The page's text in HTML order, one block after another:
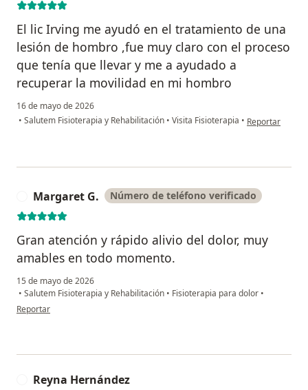
El lic Irving me ayudó en el tratamiento de una
lesión de hombro ,fue muy claro con el proceso
que tenía que llevar y me a ayudado a
recuperar la movilidad en mi hombro
16 de mayo de 2026
• Salutem Fisioterapia y Rehabilitación • Visita Fisioterapia • en opinión del
Reportar
Margaret G. Número de teléfono verificado
Gran atención y rápido alivio del dolor, muy
amables en todo momento.
15 de mayo de 2026
• Salutem Fisioterapia y Rehabilitación • Fisioterapia para dolor •
en opinión del usuario Margaret G.
Reportar
Reyna Hernández